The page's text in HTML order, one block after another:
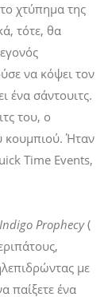
χτύπημα της
τότε, θα
να κόψει τον
ένα σάντουιτς.
του, ο
κουμπιού. Ήταν
Time Events,
Indigo Prophecy(
με
παίξετε ένα